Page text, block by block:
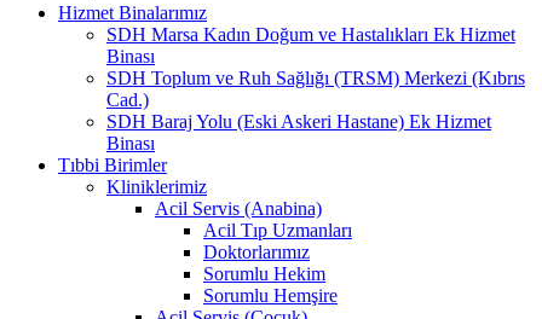
Hizmet Binalarımız
SDH Marsa Kadın Doğum ve Hastalıkları Ek Hizmet
Binası
SDH Toplum ve Ruh Sağlığı (TRSM) Merkezi (Kıbrıs
Cad.)
SDH Baraj Yolu (Eski Askeri Hastane) Ek Hizmet
Binası
Tıbbi Birimler
Kliniklerimiz
Acil Servis (Anabina)
Acil Tıp Uzmanları
Doktorlarımız
Sorumlu Hekim
Sorumlu Hemşire